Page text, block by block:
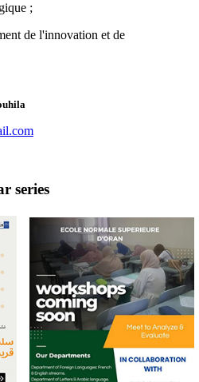
;
de l'innovation et de
series